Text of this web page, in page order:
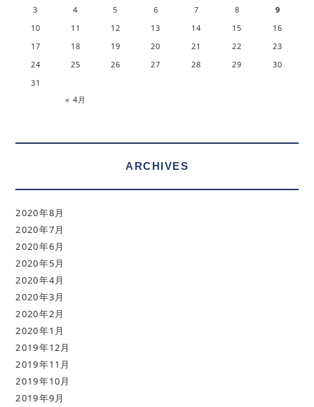
« 4月
3
4 5 6 7 8
9
10
11 12 13 14 15
16
17
18 19 20 21 22
23
24
25 26 27 28 29
30
31
ARCHIVES
2020年8月
2020年7月
2020年6月
2020年5月
2020年4月
2020年3月
2020年2月
2020年1月
2019年12月
2019年11月
2019年10月
2019年9月